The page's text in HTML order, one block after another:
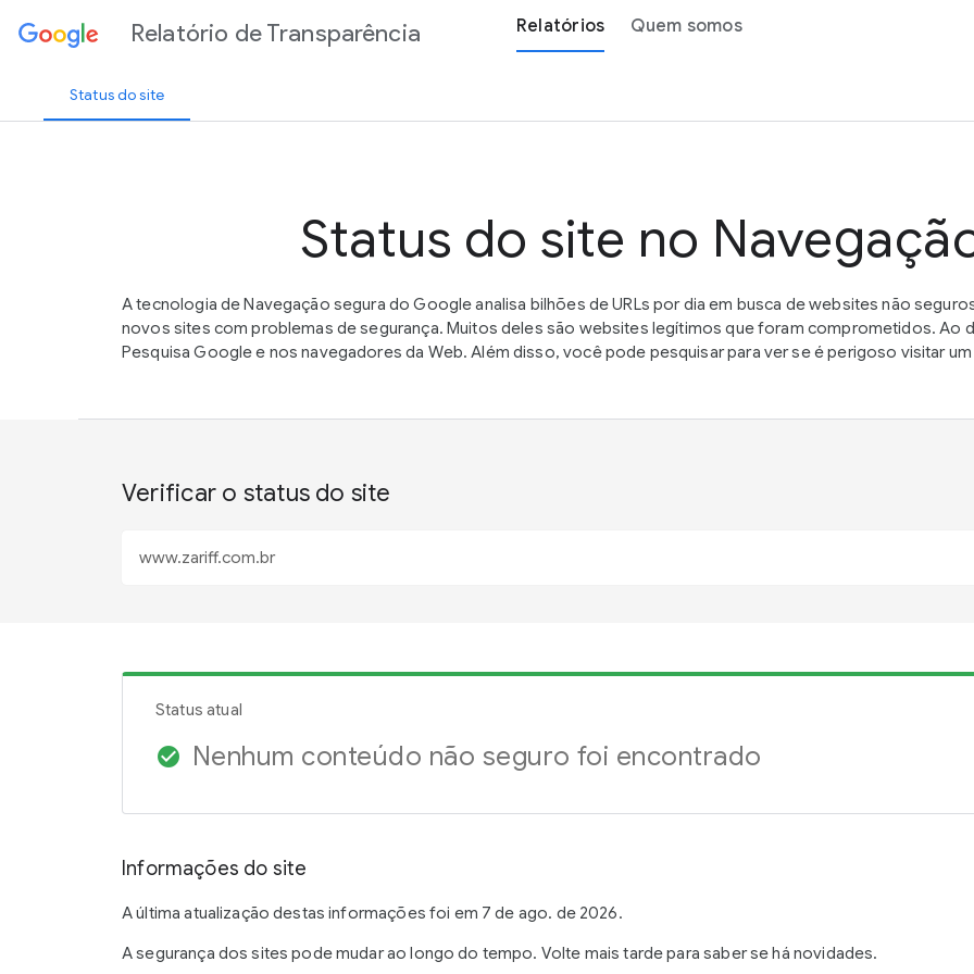
Relatório de Transparência Relatórios Quem somos
Status do site
Status do site no
A tecnologia de Navegação segura do Google analisa bilhões de URLs por dia em busca de websites não
novos sites com problemas de segurança. Muitos deles são websites legítimos que foram comprometidos. Ao
Pesquisa Google e nos navegadores da Web. Além disso, você pode pesquisar para ver se é perigoso visitar
Verificar o status do site
Status atual
check_circle Nenhum conteúdo não seguro foi encontrado
Informações do site
A última atualização destas informações foi em 7 de ago. de 2026.
A segurança dos sites pode mudar ao longo do tempo. Volte mais tarde para saber se há novidades.